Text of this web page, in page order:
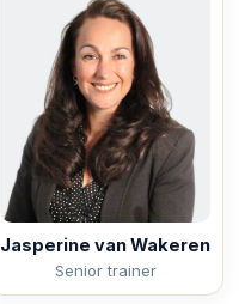
Jasperine van Wakeren
Senior trainer